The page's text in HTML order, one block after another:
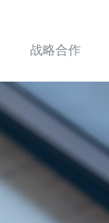
战略合作